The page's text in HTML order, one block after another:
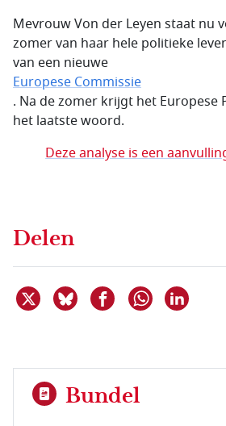
Mevrouw Von der Leyen staat nu
zomer van haar hele politieke
van een nieuwe
Europese Commissie
. Na de zomer krijgt het Europese
het laatste woord.
Deze analyse is een
Delen
Deel dit item op X
Deel dit item op Bluesky
Deel dit item op
Delen via
Bundel